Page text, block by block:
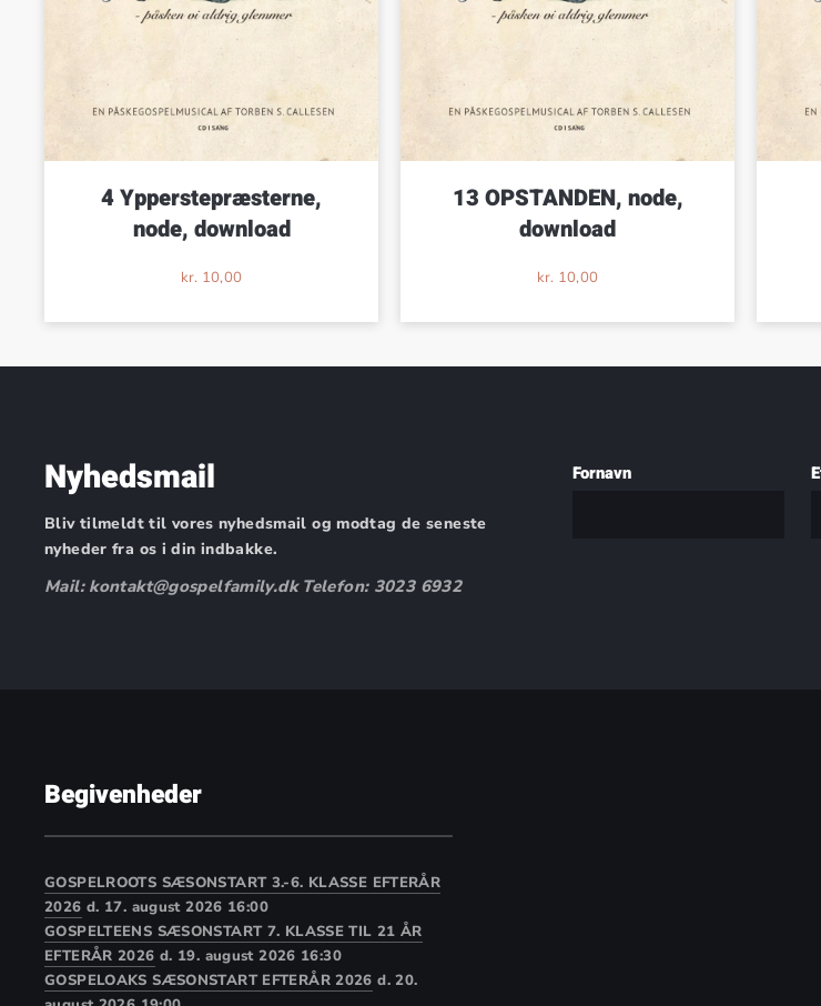
4 Ypperstepræsterne,
node, download
kr. 10,00
13 OPSTANDEN, node,
download
kr. 10,00
Nyhedsmail
Bliv tilmeldt til vores nyhedsmail og modtag de seneste
nyheder fra os i din indbakke.
Mail: kontakt@gospelfamily.dk Telefon: 3023 6932
Fornavn
Begivenheder
GOSPELROOTS SÆSONSTART 3.-6. KLASSE EFTERÅR
2026 d. 17. august 2026 16:00
GOSPELTEENS SÆSONSTART 7. KLASSE TIL 21 ÅR
EFTERÅR 2026 d. 19. august 2026 16:30
GOSPELOAKS SÆSONSTART EFTERÅR 2026 d. 20.